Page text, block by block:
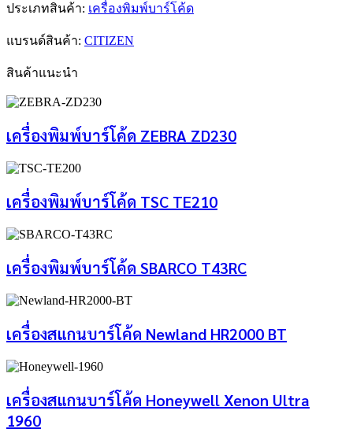
ประเภทสินค้า: เครื่องพิมพ์บาร์โค้ด
แบรนด์สินค้า: CITIZEN
สินค้าแนะนำ
เครื่องพิมพ์บาร์โค้ด ZEBRA ZD230
เครื่องพิมพ์บาร์โค้ด TSC TE210
เครื่องพิมพ์บาร์โค้ด SBARCO T43RC
เครื่องสแกนบาร์โค้ด Newland HR2000 BT
เครื่องสแกนบาร์โค้ด Honeywell Xenon Ultra
1960